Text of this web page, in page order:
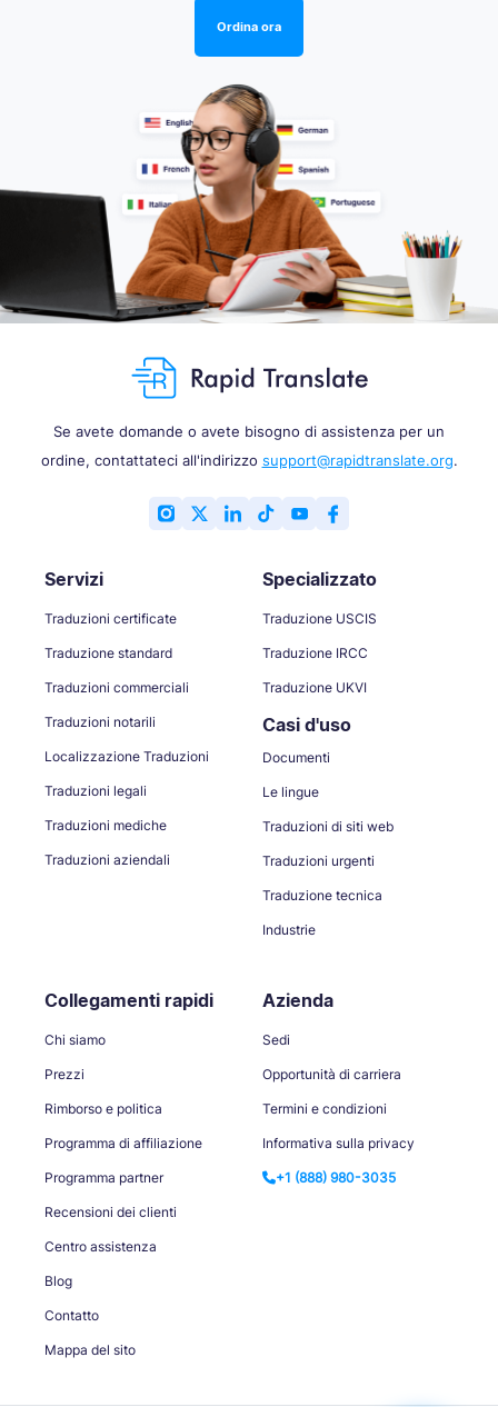
Ordina ora
Se avete domande o avete bisogno di assistenza per un
ordine, contattateci all'indirizzo support@rapidtranslate.org.
Servizi
Traduzioni certificate
Traduzione standard
Traduzioni commerciali
Traduzioni notarili
Localizzazione Traduzioni
Traduzioni legali
Traduzioni mediche
Traduzioni aziendali
Specializzato
Traduzione USCIS
Traduzione IRCC
Traduzione UKVI
Casi d'uso
Documenti
Le lingue
Traduzioni di siti web
Traduzioni urgenti
Traduzione tecnica
Industrie
Collegamenti rapidi
Chi siamo
Prezzi
Rimborso e politica
Programma di affiliazione
Programma partner
Recensioni dei clienti
Centro assistenza
Blog
Contatto
Mappa del sito
Azienda
Sedi
Opportunità di carriera
Termini e condizioni
Informativa sulla privacy
+1 (888) 980-3035